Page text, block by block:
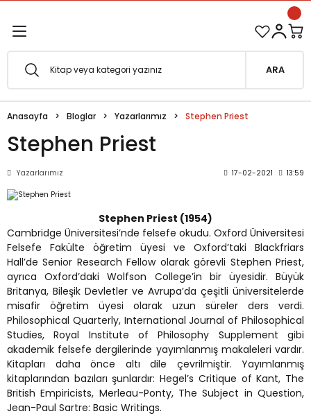
Esfârü'l-Erbaâ Seti şimdi satışta!
Metafor
ARA
Anasayfa Bloglar Yazarlarımız Stephen Priest
Stephen Priest
Yazarlarımız 17-02-2021 13:59
Stephen Priest (1954)
Cambridge Üniversitesi’nde felsefe okudu. Oxford Üniversitesi
Felsefe Fakülte öğretim üyesi ve Oxford’taki Blackfriars
Hall’de Senior Research Fellow olarak görevli Stephen Priest,
ayrıca Oxford’daki Wolfson College’in bir üyesidir. Büyük
Britanya, Bileşik Devletler ve Avrupa’da çeşitli üniversitelerde
misafir öğretim üyesi olarak uzun süreler ders verdi.
Philosophical Quarterly, International Journal of Philosophical
Studies, Royal Institute of Philosophy Supplement gibi
akademik felsefe dergilerinde yayımlanmış makaleleri vardır.
Kitapları daha önce altı dile çevrilmiştir. Yayımlanmış
kitaplarından bazıları şunlardır: Hegel’s Critique of Kant, The
British Empiricists, Merleau-Ponty, The Subject in Question,
Jean-Paul Sartre: Basic Writings.